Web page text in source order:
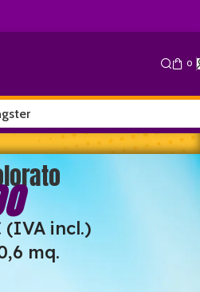
0
incl.)
mq.